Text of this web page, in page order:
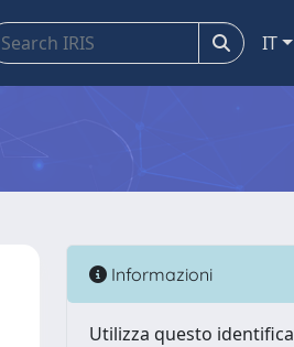
IT
Informazioni
Utilizza questo